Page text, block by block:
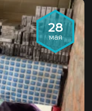
28
мая